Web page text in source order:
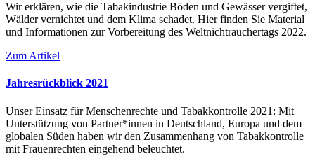
Wir erklären, wie die Tabakindustrie Böden und Gewässer vergiftet,
Wälder vernichtet und dem Klima schadet. Hier finden Sie Material
und Informationen zur Vorbereitung des Weltnichtrauchertags 2022.
Zum Artikel
Jahresrückblick 2021
Unser Einsatz für Menschenrechte und Tabakkontrolle 2021: Mit
Unterstützung von Partner*innen in Deutschland, Europa und dem
globalen Süden haben wir den Zusammenhang von Tabakkontrolle
mit Frauenrechten eingehend beleuchtet.